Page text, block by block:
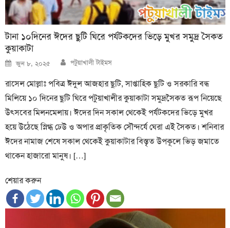
টানা ১০দিনের ঈদের ছুটি ঘিরে পর্যটকদের ভিড়ে মুখর সমুদ্র সৈকত
কুয়াকাটা
Posted
on
জুন ৮, ২০২৫ Author
পটুয়াখালী টাইমস
রাসেল মোল্লাঃ পবিত্র ঈদুল আজহার ছুটি, সাপ্তাহিক ছুটি ও সরকারি বন্ধ
মিলিয়ে ১০ দিনের ছুটি ঘিরে পটুয়াখালীর কুয়াকাটা সমুদ্রসৈকত রূপ নিয়েছে
উৎসবের মিলনমেলায়। ঈদের দিন সকাল থেকেই পর্যটকদের ভিড়ে মুখর
হয়ে উঠেছে স্নিগ্ধ ঢেউ ও অপার প্রাকৃতিক সৌন্দর্যে ঘেরা এই সৈকত। শনিবার
ঈদের নামাজ শেষে সকাল থেকেই কুয়াকাটার বিস্তৃত উপকূলে ভিড় জমাতে
থাকেন হাজারো মানুষ। […]
শেয়ার করুন